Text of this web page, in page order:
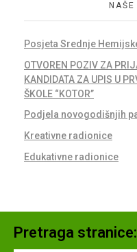
Posjeta Srednje
OTVOREN POZIV ZA
KANDIDATA ZA UPIS U
ŠKOLE “KOTOR”
Podjela novogodišnjih
Kreativne radionice
Edukativne radionice
Pretraga stranice: